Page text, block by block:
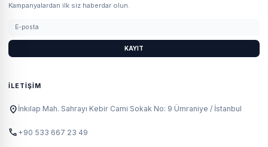
Kampanyalardan ilk siz haberdar olun.
KAYIT
İLETIŞIM
location_on İnkılap Mah. Sahrayı Kebir Cami Sokak No: 9 Ümraniye / İstanbul
call +90 533 667 23 49